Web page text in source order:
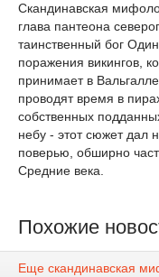
Скандинавская
глава пантеона
таинственный бог
поражения викингов,
принимает в
проводят время в
собственных
небу - этот сюжет дал
поверью, обширно
Средние века.
Похожие
Еще скандинавская